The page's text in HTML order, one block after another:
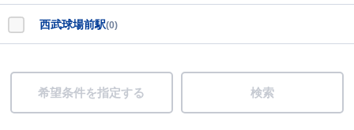
西武球場前駅(0)
希望条件を指定する 検索